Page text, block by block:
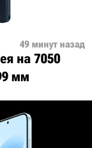
49 минут назад
на 7050
мм